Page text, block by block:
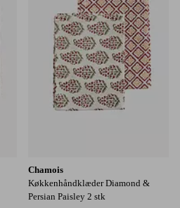
Chamois
Køkkenhåndklæder Diamond &
Persian Paisley 2 stk